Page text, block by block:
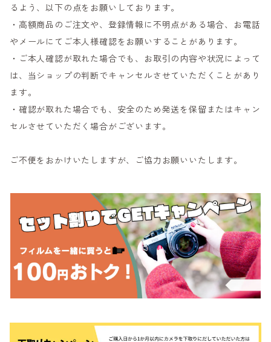
るよう、以下の点をお願いしております。
・高額商品のご注文や、登録情報に不明点がある場合、お電話
やメールにてご本人様確認をお願いすることがあります。
・ご本人確認が取れた場合でも、お取引の内容や状況によって
は、当ショップの判断でキャンセルさせていただくことがあり
ます。
・確認が取れた場合でも、安全のため発送を保留またはキャン
セルさせていただく場合がございます。
ご不便をおかけいたしますが、ご協力お願いいたします。